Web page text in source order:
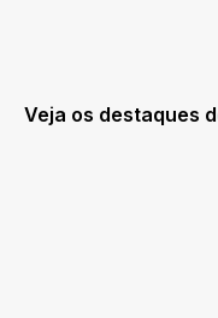
Veja os destaques